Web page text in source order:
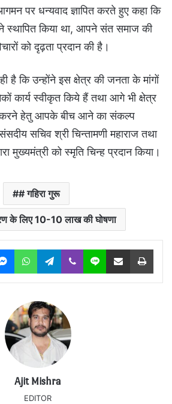
पर धन्यवाद ज्ञापित करते हुए कहा कि
स्थापित किया था, आपने संत समाज की
को दृढ़ता प्रदान की है।
है कि उन्होंने इस क्षेत्र की जनता के मांगों
कार्य स्वीकृत किये हैं तथा आगे भी क्षेत्र
करने हेतु आपके बीच आने का संकल्प
सचिव श्री चिन्तामणी महाराज तथा
मुख्यमंत्री को स्मृति चिन्ह प्रदान किया।
# गहिरा गुरू
के लिए 10-10 लाख की घोषणा
MessengerWhatsAppTelegram
Viber Line Share via Email Print
Ajit Mishra
EDITOR